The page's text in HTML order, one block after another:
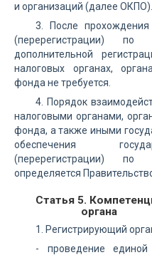
и организаций (далее ОКПО).
3. После прохождения
(перерегистрации)
дополнительной
налоговых органах,
фонда не требуется.
4. Порядок
налоговыми органами,
фонда, а также иными
обеспечения
(перерегистрации)
определяется
Статья 5.
органа
1. Регистрирующий
- проведение единой